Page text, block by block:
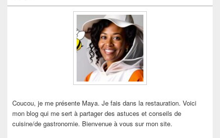
de
Coucou, je me présente Maya. Je fais dans la restauration. Voici
mon blog qui me sert à partager des astuces et conseils de
cuisine/de gastronomie. Bienvenue à vous sur mon site.